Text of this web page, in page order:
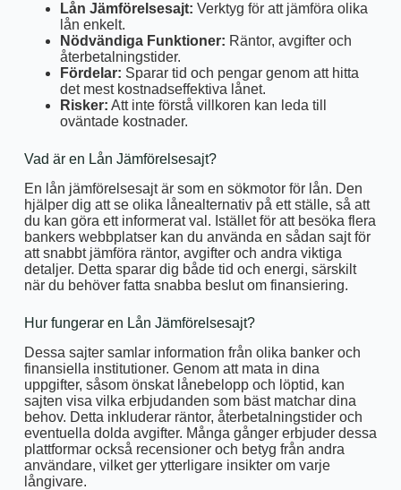
Lån Jämförelsesajt: Verktyg för att jämföra olika
lån enkelt.
Nödvändiga Funktioner: Räntor, avgifter och
återbetalningstider.
Fördelar: Sparar tid och pengar genom att hitta
det mest kostnadseffektiva lånet.
Risker: Att inte förstå villkoren kan leda till
oväntade kostnader.
Vad är en Lån Jämförelsesajt?
En lån jämförelsesajt är som en sökmotor för lån. Den
hjälper dig att se olika lånealternativ på ett ställe, så att
du kan göra ett informerat val. Istället för att besöka flera
bankers webbplatser kan du använda en sådan sajt för
att snabbt jämföra räntor, avgifter och andra viktiga
detaljer. Detta sparar dig både tid och energi, särskilt
när du behöver fatta snabba beslut om finansiering.
Hur fungerar en Lån Jämförelsesajt?
Dessa sajter samlar information från olika banker och
finansiella institutioner. Genom att mata in dina
uppgifter, såsom önskat lånebelopp och löptid, kan
sajten visa vilka erbjudanden som bäst matchar dina
behov. Detta inkluderar räntor, återbetalningstider och
eventuella dolda avgifter. Många gånger erbjuder dessa
plattformar också recensioner och betyg från andra
användare, vilket ger ytterligare insikter om varje
långivare.